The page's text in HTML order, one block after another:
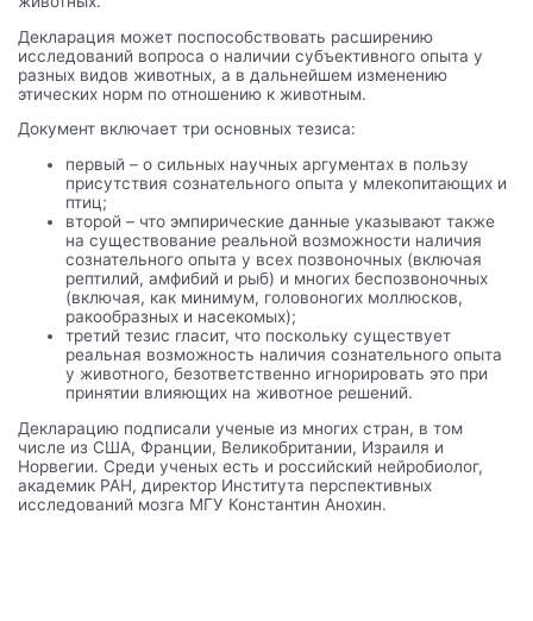
Декларация может поспособствовать расширению
исследований вопроса о наличии субъективного опыта у
разных видов животных, а в дальнейшем изменению
этических норм по отношению к животным.
Документ включает три основных тезиса:
первый – о сильных научных аргументах в пользу
присутствия сознательного опыта у млекопитающих и
птиц;
второй – что эмпирические данные указывают также
на существование реальной возможности наличия
сознательного опыта у всех позвоночных (включая
рептилий, амфибий и рыб) и многих беспозвоночных
(включая, как минимум, головоногих моллюсков,
ракообразных и насекомых);
третий тезис гласит, что поскольку существует
реальная возможность наличия сознательного опыта
у животного, безответственно игнорировать это при
принятии влияющих на животное решений.
Декларацию подписали ученые из многих стран, в том
числе из США, Франции, Великобритании, Израиля и
Норвегии. Среди ученых есть и российский нейробиолог,
академик РАН, директор Института перспективных
исследований мозга МГУ Константин Анохин.